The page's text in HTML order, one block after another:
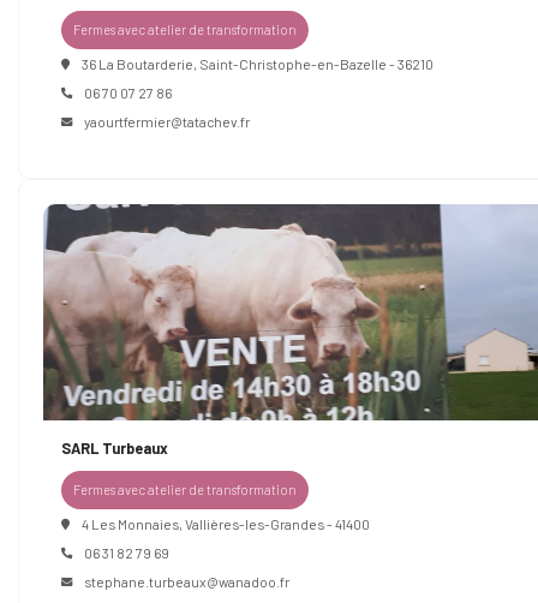
Fermes avec atelier de transformation
36 La Boutarderie, Saint-Christophe-en-Bazelle - 36210
06 70 07 27 86
yaourtfermier@tatachev.fr
SARL Turbeaux
Fermes avec atelier de transformation
4 Les Monnaies, Vallières-les-Grandes - 41400
06 31 82 79 69
stephane.turbeaux@wanadoo.fr